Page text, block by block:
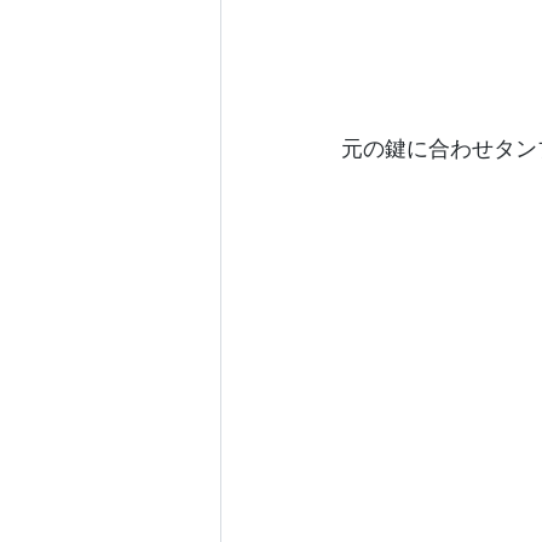
元の鍵に合わせタン